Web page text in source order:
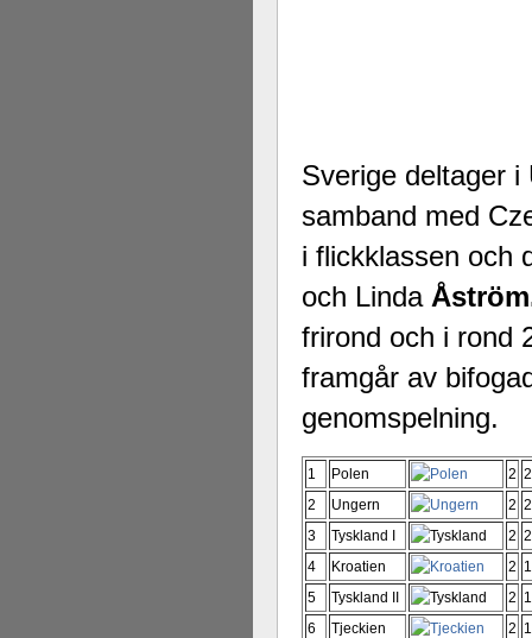
Sverige deltager
samband med
i flickklassen och
och Linda
frirond och i rond
framgår av
genomspelning.
1 Polen 2 2
2
Ungern 2 2
3
Tyskland I 2 2
4
Kroatien 2 1
5
Tyskland II 2 1
6
Tjeckien 2 1